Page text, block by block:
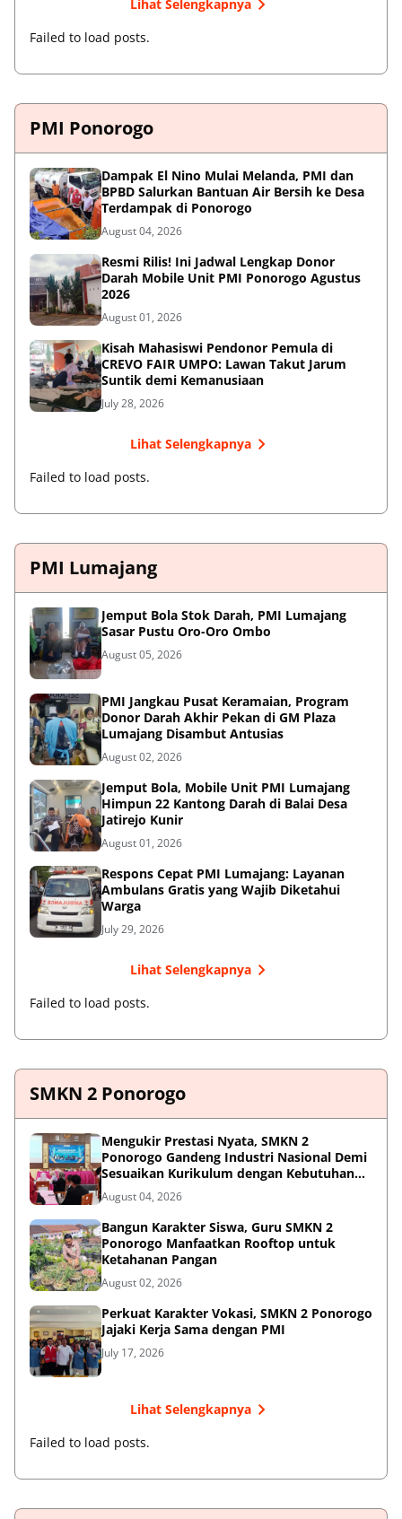
Lihat Selengkapnya
Failed to load posts.
PMI Ponorogo
Dampak El Nino Mulai Melanda, PMI dan
BPBD Salurkan Bantuan Air Bersih ke Desa
Terdampak di Ponorogo
August 04, 2026
Resmi Rilis! Ini Jadwal Lengkap Donor
Darah Mobile Unit PMI Ponorogo Agustus
2026
August 01, 2026
Kisah Mahasiswi Pendonor Pemula di
CREVO FAIR UMPO: Lawan Takut Jarum
Suntik demi Kemanusiaan
July 28, 2026
Lihat Selengkapnya
Failed to load posts.
PMI Lumajang
Jemput Bola Stok Darah, PMI Lumajang
Sasar Pustu Oro-Oro Ombo
August 05, 2026
PMI Jangkau Pusat Keramaian, Program
Donor Darah Akhir Pekan di GM Plaza
Lumajang Disambut Antusias
August 02, 2026
Jemput Bola, Mobile Unit PMI Lumajang
Himpun 22 Kantong Darah di Balai Desa
Jatirejo Kunir
August 01, 2026
Respons Cepat PMI Lumajang: Layanan
Ambulans Gratis yang Wajib Diketahui
Warga
July 29, 2026
Lihat Selengkapnya
Failed to load posts.
SMKN 2 Ponorogo
Mengukir Prestasi Nyata, SMKN 2
Ponorogo Gandeng Industri Nasional Demi
Sesuaikan Kurikulum dengan Kebutuhan
Dunia Kerja
August 04, 2026
Bangun Karakter Siswa, Guru SMKN 2
Ponorogo Manfaatkan Rooftop untuk
Ketahanan Pangan
August 02, 2026
Perkuat Karakter Vokasi, SMKN 2 Ponorogo
Jajaki Kerja Sama dengan PMI
July 17, 2026
Lihat Selengkapnya
Failed to load posts.